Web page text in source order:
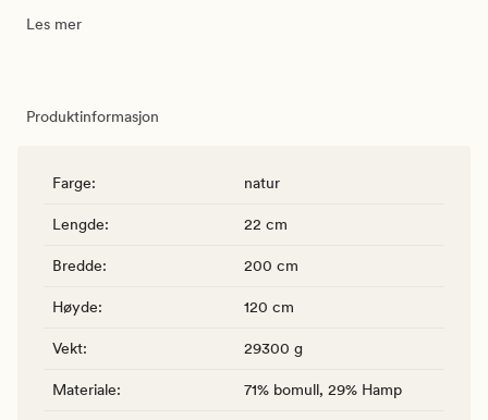
Les mer
Produktinformasjon
Farge: natur
Lengde: 22 cm
Bredde: 200 cm
Høyde: 120 cm
Vekt: 29300 g
Materiale: 71% bomull, 29% Hamp